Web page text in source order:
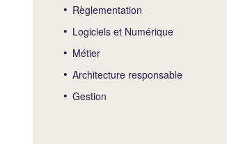
Règlementation
Logiciels et Numérique
Métier
Architecture responsable
Gestion